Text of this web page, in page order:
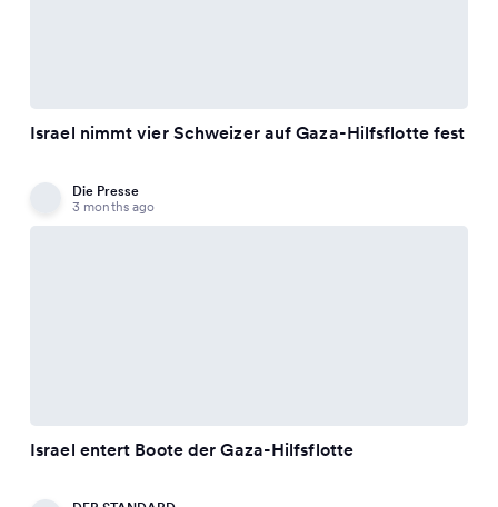
Israel nimmt vier Schweizer auf Gaza-Hilfsflotte fest
Die Presse
3 months ago
Israel entert Boote der Gaza-Hilfsflotte